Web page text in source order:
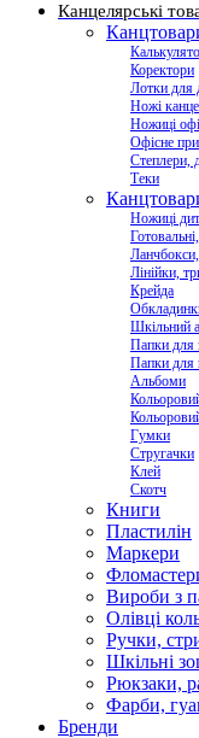
Канцелярські
Коректори
Лотки для
Ножі
Ножиці
Офісне
Степлери,
Теки
Ножиці
Лінійки,
Крейда
Шкільний
Папки для
Папки для
Альбоми
Гумки
Стругачки
Клей
Скотч
Книги
Пластилін
Маркери
Вироби з
Олівці
Ручки,
Шкільні
Рюкзаки,
Фарби,
Бренди